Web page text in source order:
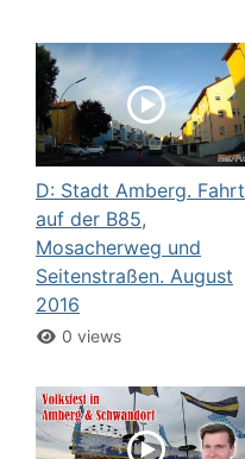
D: Stadt Amberg. Fahrt
auf der B85,
Mosacherweg und
Seitenstraßen. August
2016
0 views